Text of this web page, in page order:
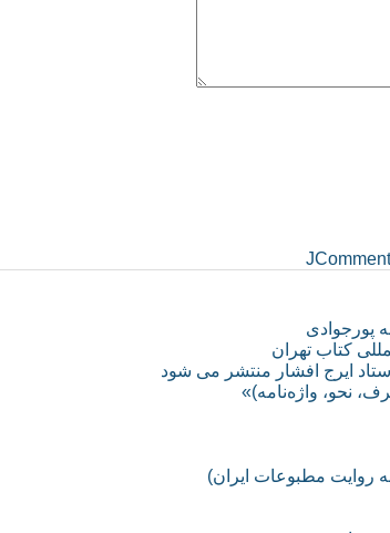
پورجوادی
کتاب تهران
ایرج افشار منتشر می شود
نحو، واژه‌نامه)»
روایت مطبوعات ایران)